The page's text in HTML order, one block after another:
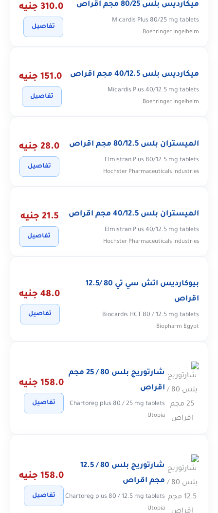
ميكارديس بلس 80/25 مجم اقراص
Micardis Plus 80/25 mg tablets
Boehringer Ingelheim
310.0 جنيه
تفاصيل
ميكارديس بلس 40/12.5 مجم اقراص
Micardis Plus 40/12.5 mg tablets
Boehringer Ingelheim
151.0 جنيه
تفاصيل
الميستران بلس 80/12.5 مجم اقراص
Elmistran Plus 80/12.5 mg tablets
Hochster Pharmaceuticals industries
28.0 جنيه
تفاصيل
الميستران بلس 40/12.5 مجم اقراص
Elmistran Plus 40/12.5 mg tablets
Hochster Pharmaceuticals industries
21.5 جنيه
تفاصيل
بيوكارديس اتش سي تي 80 /12.5
اقراص
Biocardis HCT 80 / 12.5 mg tablets
Biopharm Egypt
48.0 جنيه
تفاصيل
شارتوريج بلس 80 / 25 مجم
اقراص
Chartoreg plus 80 / 25 mg tablets
Utopia
158.0 جنيه
تفاصيل
شارتوريج بلس 80 / 12.5
مجم اقراص
Chartoreg plus 80 / 12.5 mg tablets
Utopia
158.0 جنيه
تفاصيل